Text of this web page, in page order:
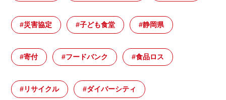
#災害協定 #子ども食堂 #静岡県
#寄付 #フードバンク #食品ロス
#リサイクル #ダイバーシティ